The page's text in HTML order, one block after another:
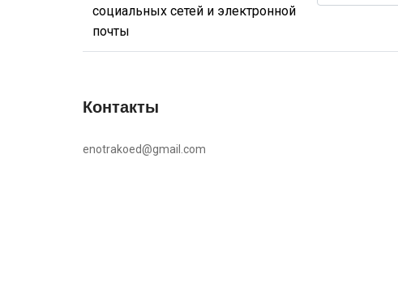
социальных сетей и электронной
почты
Контакты
enotrakoed@gmail.com